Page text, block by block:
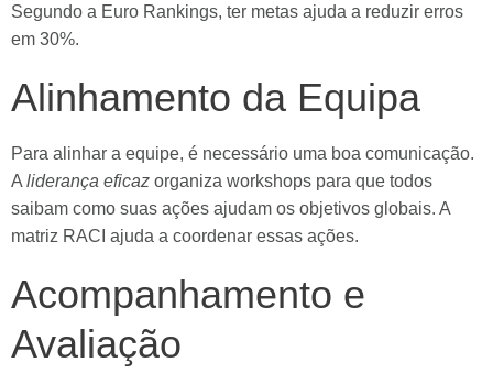
Segundo a Euro Rankings, ter metas ajuda a reduzir erros
em 30%.
Alinhamento da Equipa
Para alinhar a equipe, é necessário uma boa comunicação.
A liderança eficaz organiza workshops para que todos
saibam como suas ações ajudam os objetivos globais. A
matriz RACI ajuda a coordenar essas ações.
Acompanhamento e
Avaliação